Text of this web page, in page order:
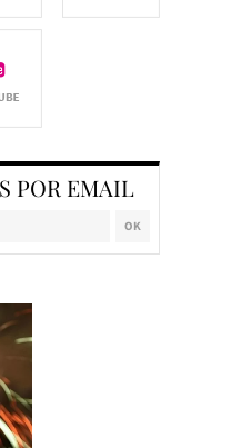
POR EMAIL